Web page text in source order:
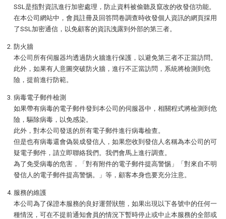
SSL是指對資訊進行加密處理，防止資料被偷聽及竄改的收發信功能。
在本公司網站中，會員註冊及回答問卷調查時收發個人資訊的網頁採用
了SSL加密通信，以免顧客的資訊洩露到外部的第三者。
防火牆
本公司所有伺服器均透過防火牆進行保護，以避免第三者不正當訪問。
此外，如果有人意圖突破防火牆，進行不正當訪問，系統將檢測到危
險，提前進行防範。
病毒電子郵件檢測
如果帶有病毒的電子郵件發到本公司的伺服器中，相關程式將檢測到危
險，驅除病毒，以免感染。
此外，對本公司發送的所有電子郵件進行病毒檢查。
但是也有病毒還會偽裝成發信人，如果您收到發信人名稱為本公司的可
疑電子郵件，請立即聯絡我們。我們會馬上進行調查。
為了免受病毒的危害，「對有附件的電子郵件提高警惕」「對來自不明
發信人的電子郵件提高警惕。」等，顧客本身也要充分注意。
服務的維護
本公司為了保證本服務的良好運營狀態，如果出現以下各號中的任何一
種情況，可在不提前通知會員的情況下暫時停止或中止本服務的全部或